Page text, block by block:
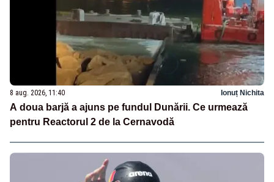
8 aug. 2026, 11:40 Ionuț Nichita
A doua barjă a ajuns pe fundul Dunării. Ce urmează
pentru Reactorul 2 de la Cernavodă